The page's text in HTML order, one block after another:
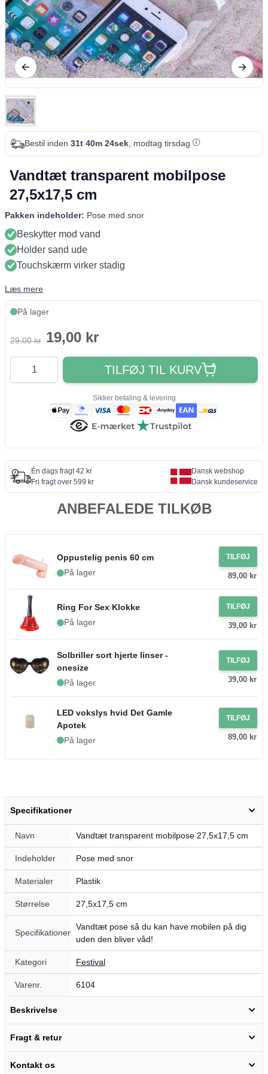
Bestil inden 31t 40m 23sek, modtag tirsdag
Vandtæt transparent mobilpose
27,5x17,5 cm
Pakken indeholder: Pose med snor
Beskytter mod vand
Holder sand ude
Touchskærm virker stadig
Læs mere
På lager
29,00 kr 19,00 kr
Antal
TILFØJ TIL KURV
Sikker betaling & levering
Én dags fragt 42 kr
Fri fragt over 599 kr
Dansk webshop
Dansk kundeservice
ANBEFALEDE TILKØB
Oppustelig penis 60 cm
På lager
TILFØJ
89,00 kr
Ring For Sex Klokke
På lager
TILFØJ
39,00 kr
Solbriller sort hjerte linser -
onesize
På lager
TILFØJ
39,00 kr
LED vokslys hvid Det Gamle
Apotek
På lager
TILFØJ
89,00 kr
Specifikationer
Navn Vandtæt transparent mobilpose 27,5x17,5 cm
Indeholder Pose med snor
Materialer Plastik
Størrelse 27,5x17,5 cm
Specifikationer
Vandtæt pose så du kan have mobilen på dig
uden den bliver våd!
Kategori Festival
Varenr. 6104
Beskrivelse
Fragt & retur
Kontakt os